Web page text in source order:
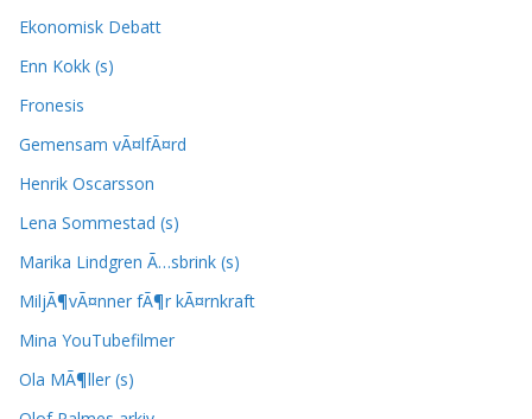
Ekonomisk Debatt
Enn Kokk (s)
Fronesis
Gemensam vÃ¤lfÃ¤rd
Henrik Oscarsson
Lena Sommestad (s)
Marika Lindgren Ã…sbrink (s)
MiljÃ¶vÃ¤nner fÃ¶r kÃ¤rnkraft
Mina YouTubefilmer
Ola MÃ¶ller (s)